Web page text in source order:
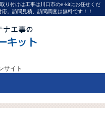
り付けは工事は川口市のe-kitにお任せくだ
。訪問見積、訪問調査は無料です！！
サイト